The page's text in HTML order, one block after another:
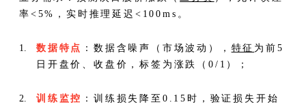
率<5%，实时推理延迟<100ms。
数据特点 ：数据含噪声（市场波动）， 特征 为前5
日开盘价、收盘价，标签为涨跌（0/1）；
训练监控 ：训练损失降至0.15时，验证损失开始